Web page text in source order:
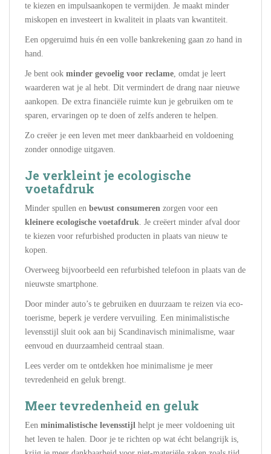
te kiezen en impulsaankopen te vermijden. Je maakt minder
miskopen en investeert in kwaliteit in plaats van kwantiteit.
Een opgeruimd huis én een volle bankrekening gaan zo hand in
hand.
Je bent ook minder gevoelig voor reclame , omdat je leert
waarderen wat je al hebt. Dit vermindert de drang naar nieuwe
aankopen. De extra financiële ruimte kun je gebruiken om te
sparen, ervaringen op te doen of zelfs anderen te helpen.
Zo creëer je een leven met meer dankbaarheid en voldoening
zonder onnodige uitgaven.
Je verkleint je ecologische
voetafdruk
Minder spullen en bewust consumeren zorgen voor een
kleinere ecologische voetafdruk . Je creëert minder afval door
te kiezen voor refurbished producten in plaats van nieuw te
kopen.
Overweeg bijvoorbeeld een refurbished telefoon in plaats van de
nieuwste smartphone.
Door minder auto’s te gebruiken en duurzaam te reizen via eco-
toerisme, beperk je verdere vervuiling. Een minimalistische
levensstijl sluit ook aan bij Scandinavisch minimalisme, waar
eenvoud en duurzaamheid centraal staan.
Lees verder om te ontdekken hoe minimalisme je meer
tevredenheid en geluk brengt.
Meer tevredenheid en geluk
Een minimalistische levensstijl helpt je meer voldoening uit
het leven te halen. Door je te richten op wat écht belangrijk is,